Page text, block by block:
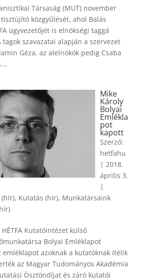
Társaság (MUT) november
közgyűlését, ahol Balás
ügyvezetőjét is elnökségi taggá
tagok szavazatai alapján a szervezet
Géza, az alelnökök pedig Csaba
Mike
Károly
Bolyai
Emlékla
pot
kapott
Szerző:
hetfahu
| 2018.
április 3.
|
, Kutatás (hír), Munkatársaink
Kutatóintézet külső
Bolyai Emléklapot
emléklapot azoknak a kutatóknak ítélik
az Magyar Tudományos Akadémia
Ösztöndíjat és záró kutatói